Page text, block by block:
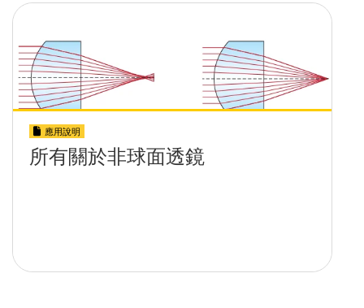
應用說明
所有關於非球面透鏡